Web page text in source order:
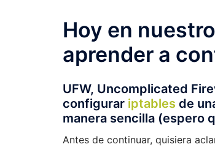
Hoy en
aprender a
UFW, Uncomplicated
configurar iptables de
manera sencilla (espero
Antes de continuar, quisiera